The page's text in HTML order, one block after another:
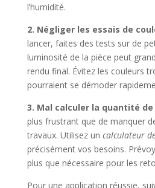
l’humidité.
2. Négliger les essais de
lancer, faites des tests sur de
luminosité de la pièce peut
rendu final. Évitez les couleurs
pourraient se démoder
3. Mal calculer la quantité
plus frustrant que de manquer
travaux. Utilisez un calculateur
précisément vos besoins.
plus que nécessaire pour les
Pour une application réussie,